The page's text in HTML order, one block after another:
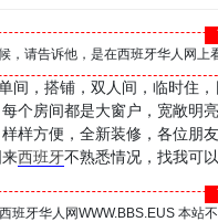
请告诉他，是在西班牙华人网上
间，搭铺，双人间，临时住
个房间都是大窗户，宽敞明
样方便，全新装修，各位
西班牙不熟悉情况，找我可
班牙华人网WWW.BBS.EUS 本站